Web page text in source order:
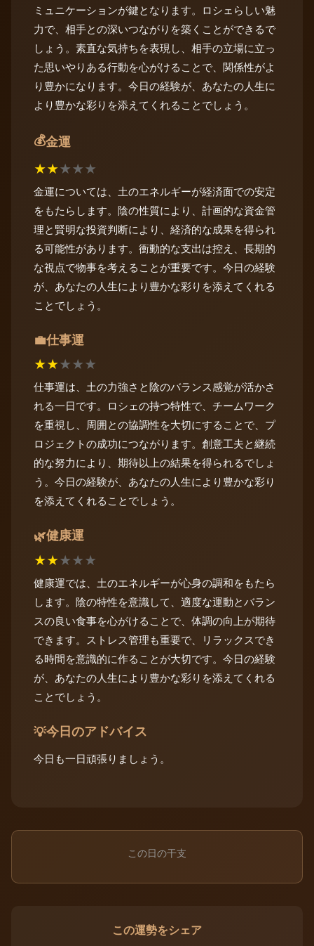
ミュニケーションが鍵となります。ロシェらしい魅
力で、相手との深いつながりを築くことができるで
しょう。素直な気持ちを表現し、相手の立場に立っ
た思いやりある行動を心がけることで、関係性がよ
り豊かになります。今日の経験が、あなたの人生に
より豊かな彩りを添えてくれることでしょう。
💰金運
★★★★★
金運については、土のエネルギーが経済面での安定
をもたらします。陰の性質により、計画的な資金管
理と賢明な投資判断により、経済的な成果を得られ
る可能性があります。衝動的な支出は控え、長期的
な視点で物事を考えることが重要です。今日の経験
が、あなたの人生により豊かな彩りを添えてくれる
ことでしょう。
💼仕事運
★★★★★
仕事運は、土の力強さと陰のバランス感覚が活かさ
れる一日です。ロシェの持つ特性で、チームワーク
を重視し、周囲との協調性を大切にすることで、プ
ロジェクトの成功につながります。創意工夫と継続
的な努力により、期待以上の結果を得られるでしょ
う。今日の経験が、あなたの人生により豊かな彩り
を添えてくれることでしょう。
🌿健康運
★★★★★
健康運では、土のエネルギーが心身の調和をもたら
します。陰の特性を意識して、適度な運動とバラン
スの良い食事を心がけることで、体調の向上が期待
できます。ストレス管理も重要で、リラックスでき
る時間を意識的に作ることが大切です。今日の経験
が、あなたの人生により豊かな彩りを添えてくれる
ことでしょう。
💡今日のアドバイス
今日も一日頑張りましょう。
この日の干支
この運勢をシェア